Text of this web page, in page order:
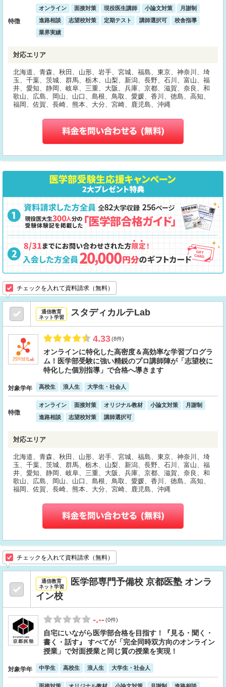
特徴
オンライン 面接対策 現役医生講師 小論文対策
月謝制
進路相談
志望校対策 定期テスト 講師選択可
校舎指導
業界実績
対応エリア
北海道、青森、秋田、山形、岩手、宮城、福島、東京、神奈川、埼
玉、千葉、茨城、群馬、栃木、山梨、新潟、長野、石川、富山、福
井、愛知、静岡、岐阜、三重、大阪、兵庫、京都、滋賀、奈良、和
歌山、広島、岡山、山口、島根、鳥取、愛媛、香川、徳島、高知、
福岡、佐賀、長崎、熊本、大分、宮崎、鹿児島、沖縄
チェックを入れて資料請求（無料）
通信教育
ネット学習
スタディカルテLab
4.33(8件)
オンラインに特化した高密度＆高効率な学習プログラ
ム！医学部受験に強い精鋭のプロ講師陣が「志望校に
特化した個別指導」で合格へ導きます
対象学年 高校生 浪人生 大学生・社会人
特徴
オンライン 面接対策 オリジナル教材 小論文対策
月謝制
進路相談
志望校対策 講師選択可
対応エリア
北海道、青森、秋田、山形、岩手、宮城、福島、東京、神奈川、埼
玉、千葉、茨城、群馬、栃木、山梨、新潟、長野、石川、富山、福
井、愛知、静岡、岐阜、三重、大阪、兵庫、京都、滋賀、奈良、和
歌山、広島、岡山、山口、島根、鳥取、愛媛、香川、徳島、高知、
福岡、佐賀、長崎、熊本、大分、宮崎、鹿児島、沖縄
チェックを入れて資料請求（無料）
通信教育
ネット学習
医学部専門予備校 京都医塾 オンラ
イン校
-.--(0件)
自宅にいながら医学部合格を目指す！『見る・聞く・
書く・話す』 すべてが「完全同時双方向のオンライン
授業」で対面授業と同じ質の授業を実現！
対象学年 中学生 高校生 浪人生 大学生・社会人